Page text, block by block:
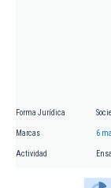
Forma Jurídica
Marcas 6
Actividad